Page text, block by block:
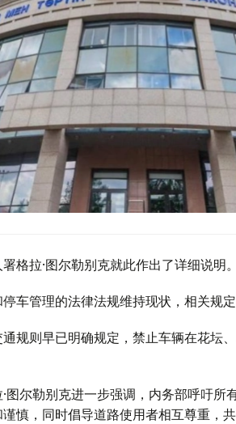
格拉·图尔勒别克就此作出了详细说明。
车管理的法律法规维持现状，相关规定
规则早已明确规定，禁止车辆在花坛
图尔勒别克进一步强调，内务部呼吁所
慎，同时倡导道路使用者相互尊重，